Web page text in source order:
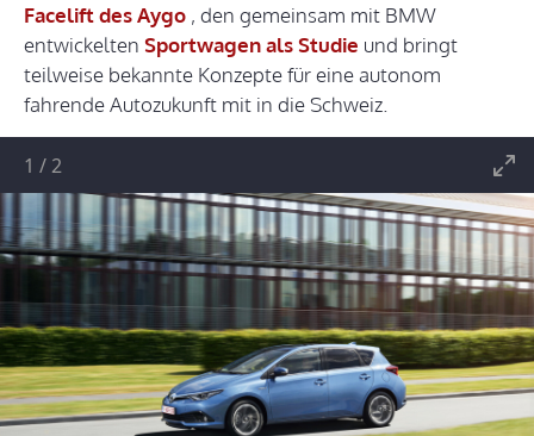
Facelift des Aygo , den gemeinsam mit BMW
entwickelten Sportwagen als Studie und bringt
teilweise bekannte Konzepte für eine autonom
fahrende Autozukunft mit in die Schweiz.
1 /2